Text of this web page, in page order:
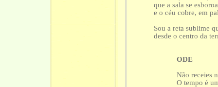
que a sala se
e o céu cobre, em
Sou a reta sublime
desde o centro da
ODE
Não receies
O tempo é